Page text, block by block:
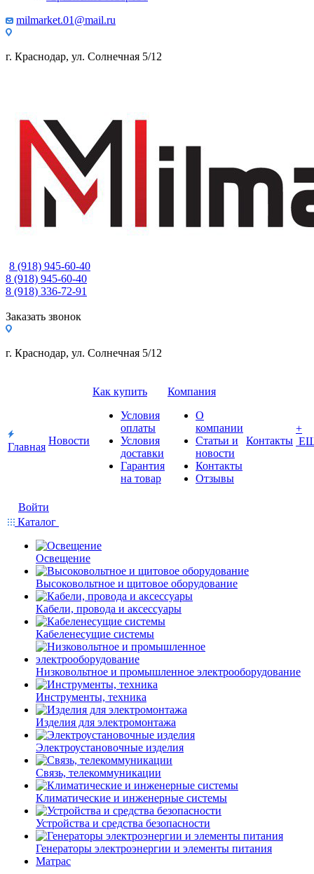
milmarket.01@mail.ru
г. Краснодар, ул. Солнечная 5/12
8 (918) 945-60-40
8 (918) 945-60-40
8 (918) 336-72-91
Заказать звонок
г. Краснодар, ул. Солнечная 5/12
Главная
Новости
Как купить
Условия
оплаты
Условия
доставки
Гарантия
на товар
Компания
О
компании
Статьи и
новости
Контакты
Отзывы
Контакты
+
Войти
Каталог
Освещение
Высоковольтное и щитовое оборудование
Кабели, провода и аксессуары
Кабеленесущие системы
Низковольтное и промышленное электрооборудование
Инструменты, техника
Изделия для электромонтажа
Электроустановочные изделия
Связь, телекоммуникации
Климатические и инженерные системы
Устройства и средства безопасности
Генераторы электроэнергии и элементы питания
Матрас